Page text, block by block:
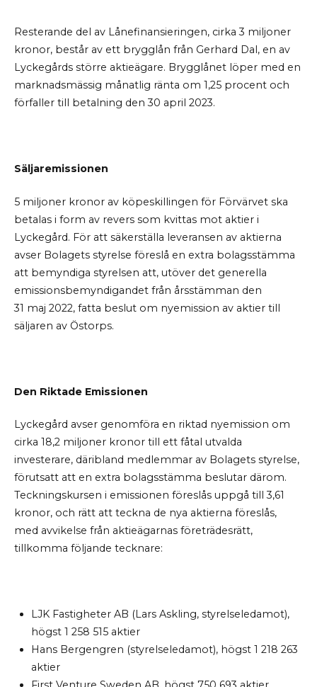
Resterande del av Lånefinansieringen, cirka 3 miljoner
kronor, består av ett brygglån från Gerhard Dal, en av
Lyckegårds större aktieägare. Brygglånet löper med en
marknadsmässig månatlig ränta om 1,25 procent och
förfaller till betalning den 30 april 2023.
Säljaremissionen
5 miljoner kronor av köpeskillingen för Förvärvet ska
betalas i form av revers som kvittas mot aktier i
Lyckegård. För att säkerställa leveransen av aktierna
avser Bolagets styrelse föreslå en extra bolagsstämma
att bemyndiga styrelsen att, utöver det generella
emissionsbemyndigandet från årsstämman den
31 maj 2022, fatta beslut om nyemission av aktier till
säljaren av Östorps.
Den Riktade Emissionen
Lyckegård avser genomföra en riktad nyemission om
cirka 18,2 miljoner kronor till ett fåtal utvalda
investerare, däribland medlemmar av Bolagets styrelse,
förutsatt att en extra bolagsstämma beslutar därom.
Teckningskursen i emissionen föreslås uppgå till 3,61
kronor, och rätt att teckna de nya aktierna föreslås,
med avvikelse från aktieägarnas företrädesrätt,
tillkomma följande tecknare:
LJK Fastigheter AB (Lars Askling, styrelseledamot),
högst 1 258 515 aktier
Hans Bergengren (styrelseledamot), högst 1 218 263
aktier